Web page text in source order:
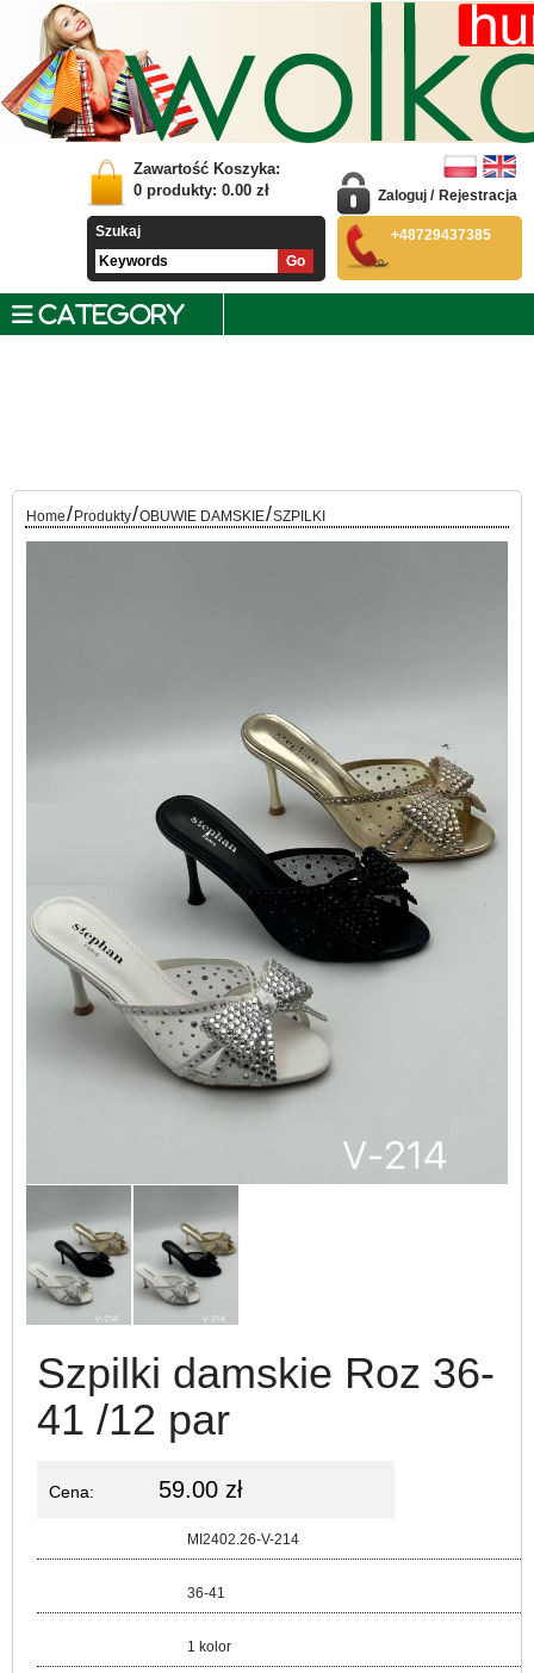
Zawartość Koszyka:
0 produkty: 0.00 zł
Szukaj
Zaloguj / Rejestracja
+48729437385
CATEGORY
Home/ Produkty/OBUWIE DAMSKIE/SZPILKI
Szpilki damskie Roz 36-
41 /12 par
Cena: 59.00 zł
MI2402.26-V-214
36-41
1 kolor